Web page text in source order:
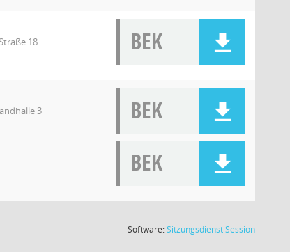
18 BEK
3
BEK
BEK
Software:SitzungsdienstSession(Wird in